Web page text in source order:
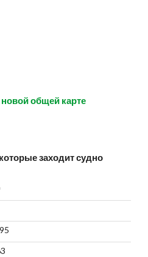
общей карте
заходит судно